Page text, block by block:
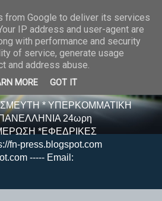
E S S -
* ΥΠΕΡΚΟΜΜΑΤΙΚΗ
24ωρη
*ΕΦΕΔΡΙΚΕΣ
fn-press.blogspot.com
----- Email:
from Google to deliver its services
IP address and user-agent are
with performance and security
of service, generate usage
and address abuse.
MORE GOT IT